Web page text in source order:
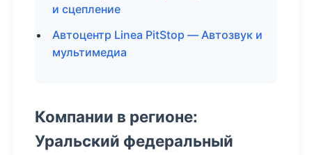
и сцепление
Автоцентр Linea PitStop — Автозвук и
мультимедиа
Компании в регионе:
Уральский федеральный